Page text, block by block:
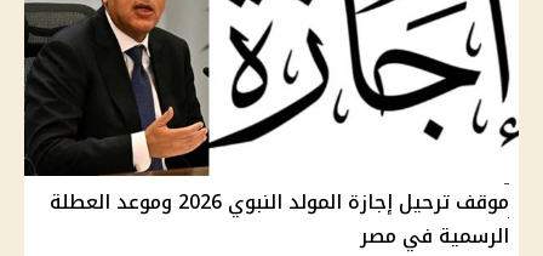
موقف ترحيل إجازة المولد النبوي 2026 وموعد العطلة
الرسمية في مصر